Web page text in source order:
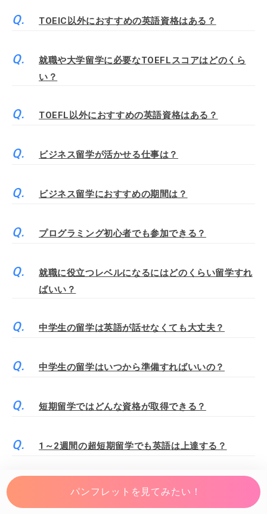
TOEIC以外におすすめの英語資格はある？
就職や大学留学に必要なTOEFLスコアはどのくら
い？
TOEFL以外におすすめの英語資格はある？
ビジネス留学が活かせる仕事は？
ビジネス留学におすすめの期間は？
プログラミング初心者でも参加できる？
就職に役立つレベルになるにはどのくらい留学すれ
ばいい？
中学生の留学は英語が話せなくても大丈夫？
中学生の留学はいつから準備すればいいの？
短期留学ではどんな資格が取得できる？
1～2週間の超短期留学でも英語は上達する？
短期留学の費用を安く済ませるには？
パンフレットを見てみたい！